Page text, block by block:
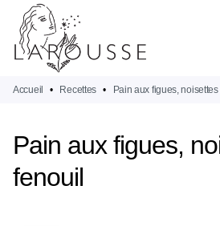
MENU
PIED DE PAGE
Accueil • Recettes • Pain aux figues, noisettes
Pain aux figues,
fenouil